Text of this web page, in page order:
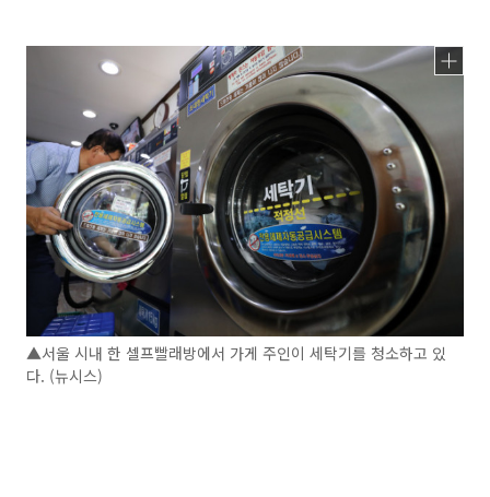
▲서울 시내 한 셀프빨래방에서 가게 주인이 세탁기를 청소하고 있
다. (뉴시스)